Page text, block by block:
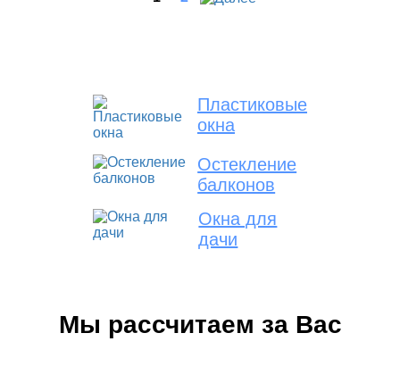
Пластиковые
окна
Остекление
балконов
Окна для
дачи
Мы рассчитаем за Вас